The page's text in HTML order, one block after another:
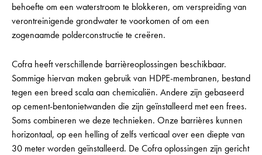
behoefte om een waterstroom te blokkeren, om verspreiding van
verontreinigende grondwater te voorkomen of om een
zogenaamde polderconstructie te creëren.
Cofra heeft verschillende barrièreoplossingen beschikbaar.
Sommige hiervan maken gebruik van HDPE-membranen, bestand
tegen een breed scala aan chemicaliën. Andere zijn gebaseerd
op cement-bentonietwanden die zijn geïnstalleerd met een frees.
Soms combineren we deze technieken. Onze barrières kunnen
horizontaal, op een helling of zelfs verticaal over een diepte van
30 meter worden geïnstalleerd. De Cofra oplossingen zijn gericht